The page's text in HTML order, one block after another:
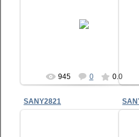
945 0 0.0
SANY2821